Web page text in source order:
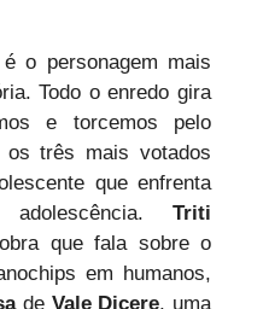
o personagem mais
Todo o enredo gira
e torcemos pelo
os três mais votados
que enfrenta
Triti
que fala sobre o
em humanos,
de Vale Dicere, uma